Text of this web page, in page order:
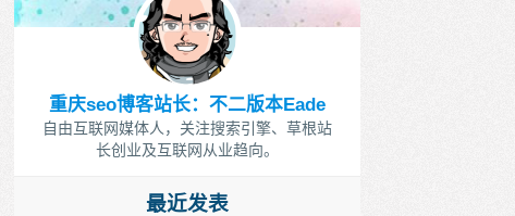
重庆seo博客站长：不二版本Eade
自由互联网媒体人，关注搜索引擎、草根站
长创业及互联网从业趋向。
最近发表